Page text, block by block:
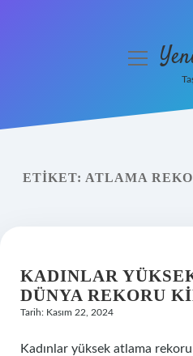
Yasal Uyarı
menüyü
ETIKET: ATLAMA
KADINLAR
DÜNYA REKORU
Tarih: Kasım 22, 2024
Kadınlar yüksek atlama